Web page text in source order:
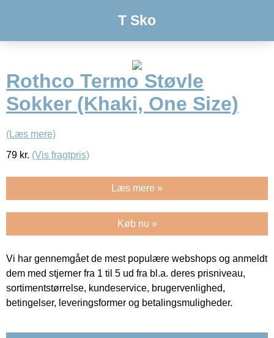
T Sko
Rothco Termo Støvle
Sokker (Khaki, One Size)
(Læs mere)
79 kr. (Vis fragtpris)
Læs mere »
Køb nu »
Vi har gennemgået de mest populære webshops og anmeldt
dem med stjerner fra 1 til 5 ud fra bl.a. deres prisniveau,
sortimentstørrelse, kundeservice, brugervenlighed,
betingelser, leveringsformer og betalingsmuligheder.